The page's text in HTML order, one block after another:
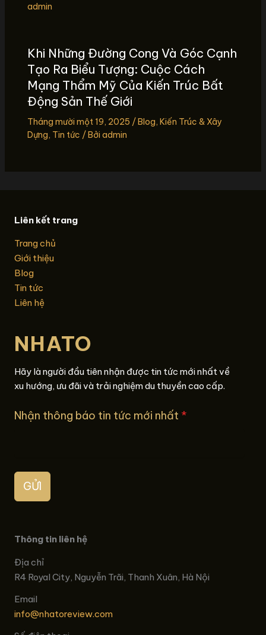
admin
Khi Những Đường Cong Và Góc Cạnh
Tạo Ra Biểu Tượng: Cuộc Cách
Mạng Thẩm Mỹ Của Kiến Trúc Bất
Động Sản Thế Giới
Tháng mười một 19, 2025 /Blog, Kiến Trúc & Xây
Dựng, Tin tức / Bởi admin
Liên kết trang
Trang chủ
Giới thiệu
Blog
Tin tức
Liên hệ
NHATO
Hãy là người đầu tiên nhận được tin tức mới nhất về
xu hướng, ưu đãi và trải nghiệm du thuyền cao cấp.
Nhận thông báo tin tức mới nhất *
GỬI
Thông tin liên hệ
Địa chỉ
R4 Royal City, Nguyễn Trãi, Thanh Xuân, Hà Nội
Email
info@nhatoreview.com